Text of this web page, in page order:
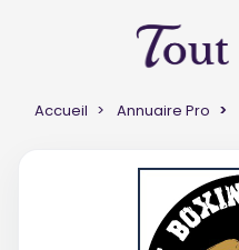
Accueil Annuaire Pro